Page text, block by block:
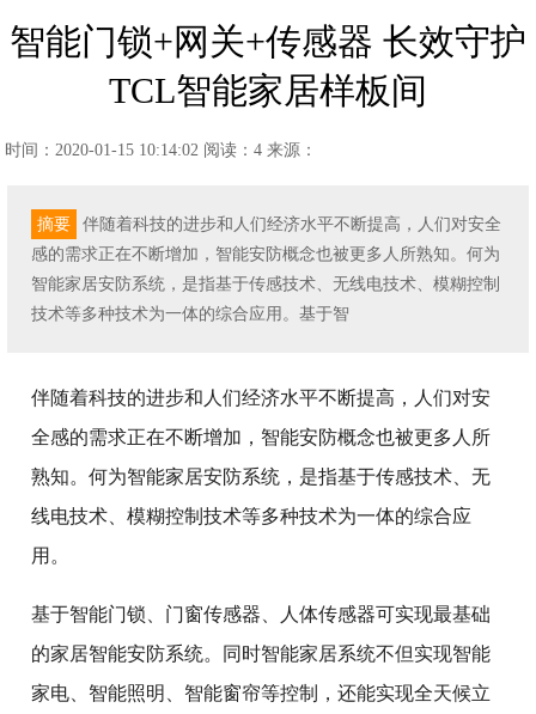
智能门锁+网关+传感器 长效守护
TCL智能家居样板间
时间：2020-01-15 10:14:02 阅读：4 来源：
摘要
伴随着科技的进步和人们经济水平不断提高，人们对安全
感的需求正在不断增加，智能安防概念也被更多人所熟知。何为
智能家居安防系统，是指基于传感技术、无线电技术、模糊控制
技术等多种技术为一体的综合应用。基于智
伴随着科技的进步和人们经济水平不断提高，人们对安
全感的需求正在不断增加，智能安防概念也被更多人所
熟知。何为智能家居安防系统，是指基于传感技术、无
线电技术、模糊控制技术等多种技术为一体的综合应
用。
基于智能门锁、门窗传感器、人体传感器可实现最基础
的家居智能安防系统。同时智能家居系统不但实现智能
家电、智能照明、智能窗帘等控制，还能实现全天候立